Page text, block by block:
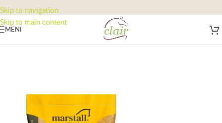
Skip to navigation
Skip to main content
MENI